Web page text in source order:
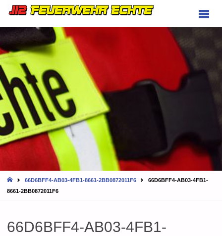
HOME66D6BFF4-AB03-4FB1-8661-2BB0872011F6
66D6BFF4-AB03-4FB1-
8661-2BB0872011F6
66D6BFF4-AB03-4FB1-